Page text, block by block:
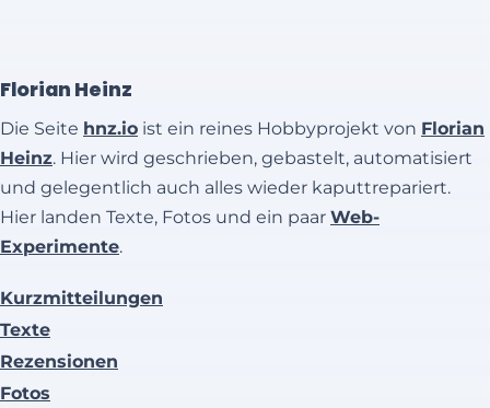
Florian Heinz
Die Seite hnz.io ist ein reines Hobbyprojekt von Florian
Heinz. Hier wird geschrieben, gebastelt, automatisiert
und gelegentlich auch alles wieder kaputtrepariert.
Hier landen Texte, Fotos und ein paar Web-
Experimente.
Kurzmitteilungen
Texte
Rezensionen
Fotos